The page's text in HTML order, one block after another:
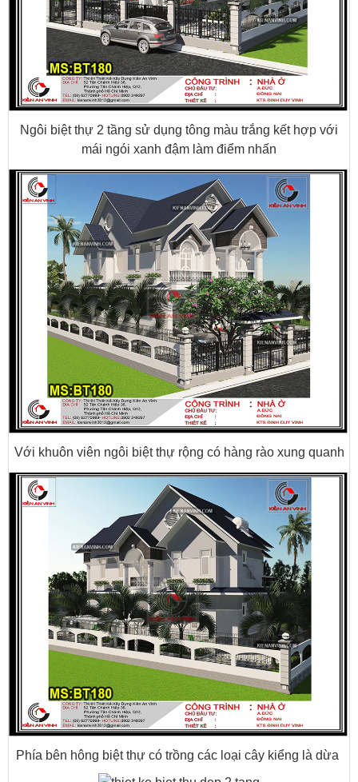
Ngôi biệt thự 2 tầng sử dụng tông màu trắng kết hợp với
mái ngói xanh đậm làm điểm nhấn
Với khuôn viên ngôi biệt thự rộng có hàng rào xung quanh
Phía bên hông biệt thự có trồng các loại cây kiểng là dừa